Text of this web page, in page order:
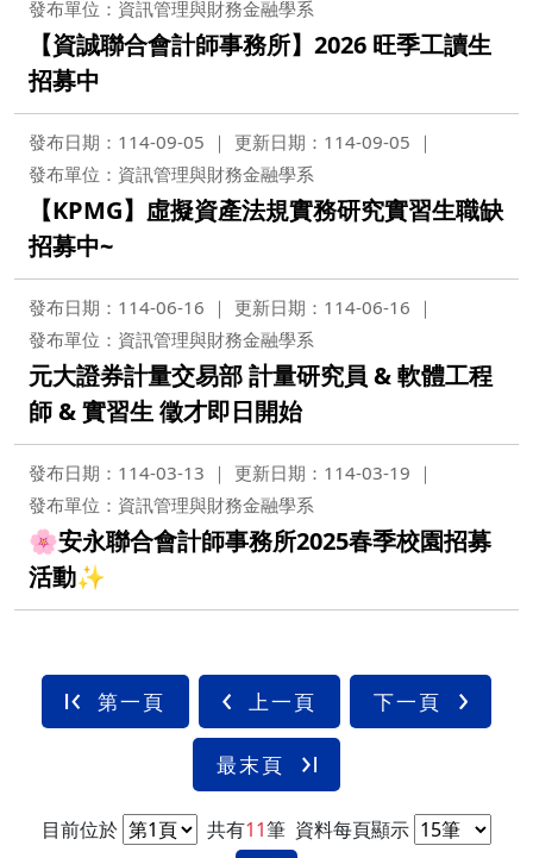
發布單位：資訊管理與財務金融學系
【資誠聯合會計師事務所】2026 旺季工讀生
招募中
發布日期：114-09-05
更新日期：114-09-05
發布單位：資訊管理與財務金融學系
【KPMG】虛擬資產法規實務研究實習生職缺
招募中~
發布日期：114-06-16
更新日期：114-06-16
發布單位：資訊管理與財務金融學系
元大證券計量交易部 計量研究員 & 軟體工程
師 & 實習生 徵才即日開始
發布日期：114-03-13
更新日期：114-03-19
發布單位：資訊管理與財務金融學系
🌸安永聯合會計師事務所2025春季校園招募
活動✨
第一頁 上一頁 下一頁
最末頁
目前位於 共有11筆 資料每頁顯示